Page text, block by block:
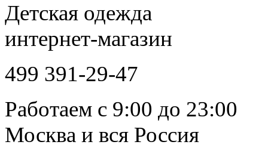
Детская одежда
интернет-магазин
499 391-29-47
Работаем с 9:00 до 23:00
Москва и вся Россия